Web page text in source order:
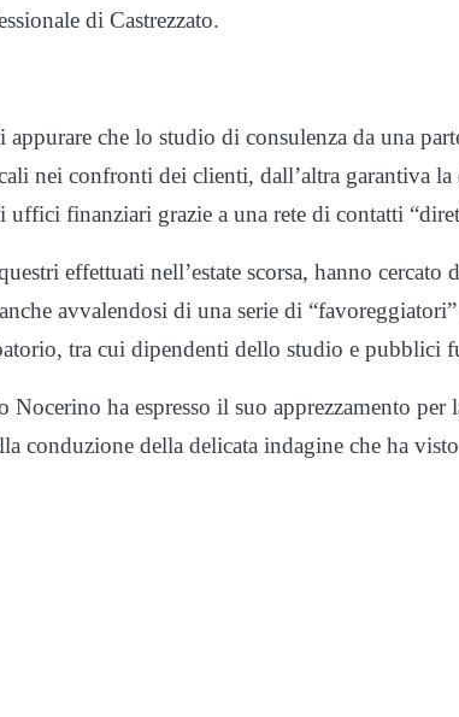
di Castrezzato.
che lo studio di consulenza da una
nei confronti dei clienti, dall’altra garantiva
finanziari grazie a una rete di contatti
effettuati nell’estate scorsa, hanno cercato
avvalendosi di una serie di
tra cui dipendenti dello studio e pubblici
ha espresso il suo apprezzamento per
conduzione della delicata indagine che ha